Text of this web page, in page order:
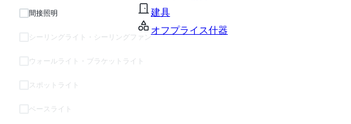
建具
オフプライス什器
間接照明
シーリングライト・シーリングファン
ウォールライト・ブラケットライト
スポットライト
ベースライト